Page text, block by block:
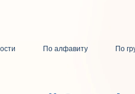
По алфавиту
По